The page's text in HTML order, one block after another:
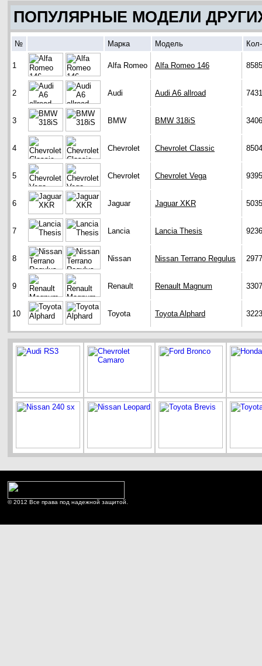
ПОПУЛЯРНЫЕ МОДЕЛИ
№ Марка Модель
1 Alfa Romeo Alfa Romeo 146
2 Audi Audi A6 allroad
3 BMW BMW 318iS
4 Chevrolet Chevrolet Classic
5 Chevrolet Chevrolet Vega
6 Jaguar Jaguar XKR
7 Lancia Lancia Thesis
8 Nissan Nissan Terrano Regulus
9 Renault Renault Magnum
10 Toyota Toyota Alphard
© 2012 Все права под надежной защитой.